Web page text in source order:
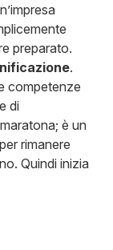
preparato.
.
competenze
di
è un
rimanere
Quindi inizia